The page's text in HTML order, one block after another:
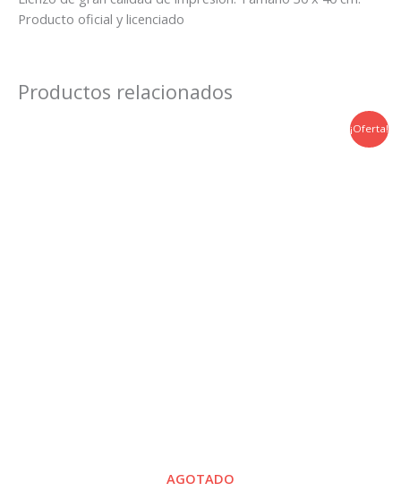
Producto oficial y licenciado
Productos relacionados
¡Oferta!
AGOTADO